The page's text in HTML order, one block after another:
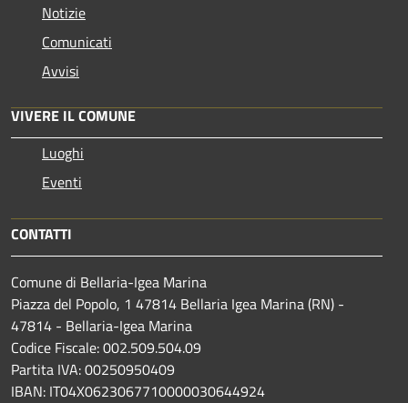
Notizie
Comunicati
Avvisi
VIVERE IL COMUNE
Luoghi
Eventi
CONTATTI
Comune di Bellaria-Igea Marina
Piazza del Popolo, 1 47814 Bellaria Igea Marina (RN) -
47814 - Bellaria-Igea Marina
Codice Fiscale: 002.509.504.09
Partita IVA: 00250950409
IBAN: IT04X0623067710000030644924